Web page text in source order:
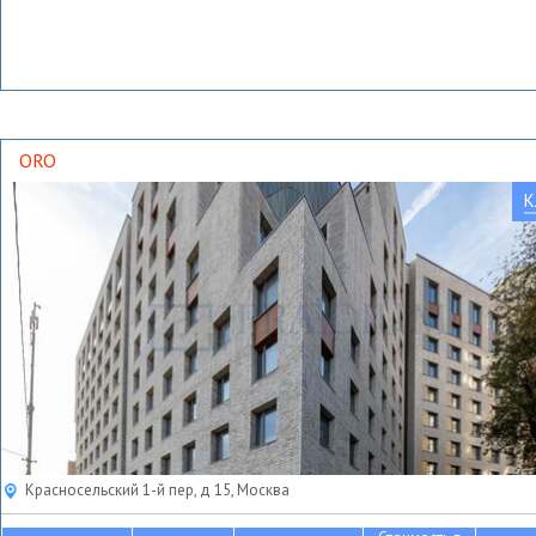
ORO
Красносельский 1-й пер, д 15, Москва